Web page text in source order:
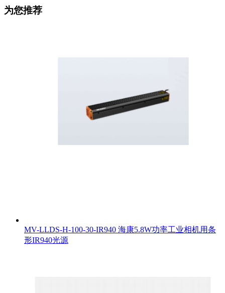
为您推荐
MV-LLDS-H-100-30-IR940 海康5.8W功率工业相机用条
形IR940光源